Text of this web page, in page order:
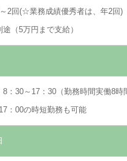
～2回(☆業務成績優秀者は、年2回)
途（5万円まで支給）
：30～17：30（勤務時間実働8時
：00の時短勤務も可能